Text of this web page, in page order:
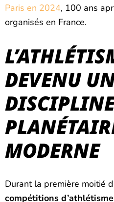
Paris en 2024, 100 ans
organisés en France.
DEVENU
MODERNE
Durant la première moitié
compétitions d’athlétisme